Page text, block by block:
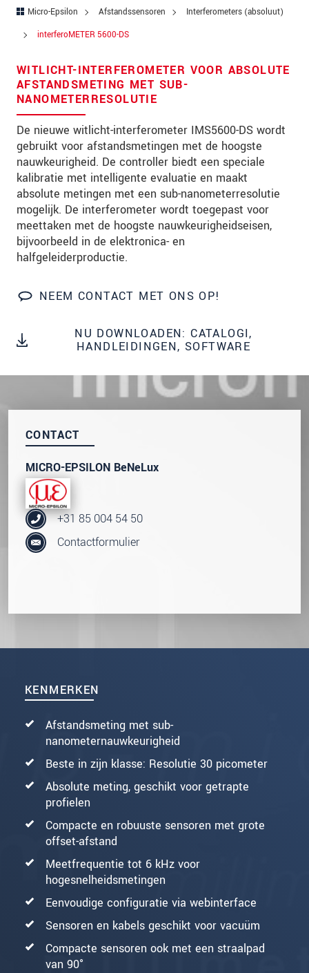
Micro-Epsilon Afstandssensoren
Interferometers (absoluut)
interferoMETER 5600-DS
WITLICHT-INTERFEROMETER VOOR ABSOLUTE
AFSTANDSMETING MET SUB-
NANOMETERRESOLUTIE
De nieuwe witlicht-interferometer IMS5600-DS wordt
gebruikt voor afstandsmetingen met de hoogste
nauwkeurigheid. De controller biedt een speciale
kalibratie met intelligente evaluatie en maakt
absolute metingen met een sub-nanometerresolutie
mogelijk. De interferometer wordt toegepast voor
meettaken met de hoogste nauwkeurigheidseisen,
bijvoorbeeld in de elektronica- en
halfgeleiderproductie.
NEEM CONTACT MET ONS OP!
NU DOWNLOADEN: CATALOGI,
HANDLEIDINGEN, SOFTWARE
KENMERKEN
Afstandsmeting met sub-
nanometernauwkeurigheid
Beste in zijn klasse: Resolutie 30 picometer
Absolute meting, geschikt voor getrapte
profielen
Compacte en robuuste sensoren met grote
offset-afstand
Meetfrequentie tot 6 kHz voor
hogesnelheidsmetingen
Eenvoudige configuratie via webinterface
Sensoren en kabels geschikt voor vacuüm
Compacte sensoren ook met een straalpad
van 90°
CONTACT
MICRO-EPSILON BeNeLux
+31 85 004 54 50
Contactformulier
Postcode
Land*
Telefoon
E-mail*
Bericht *
Houd mij op de hoogte van
productinnovaties via e-mail.
* Verplichte velden
Privacyverklaring.
BERICHT VERZENDEN